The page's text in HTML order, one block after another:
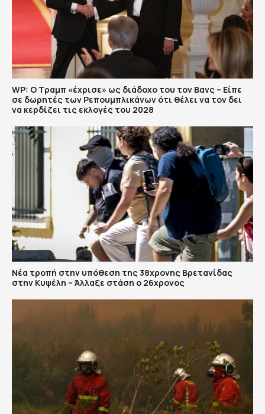
WP: Ο Τραμπ «έχρισε» ως διάδοχο του τον Βανς – Είπε
σε δωρητές των Ρεπουμπλικάνων ότι θέλει να τον δει
να κερδίζει τις εκλογές του 2028
Νέα τροπή στην υπόθεση της 38χρονης Βρετανίδας
στην Κυψέλη – Άλλαξε στάση ο 26χρονος